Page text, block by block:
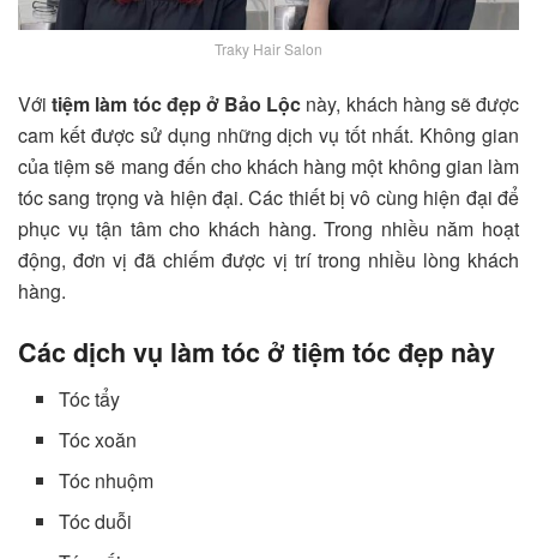
Traky Hair Salon
Vớitiệm làm tóc đẹp ở Bảo Lộc này, khách hàng sẽ được
cam kết được sử dụng những dịch vụ tốt nhất. Không gian
của tiệm sẽ mang đến cho khách hàng một không gian làm
tóc sang trọng và hiện đại. Các thiết bị vô cùng hiện đại để
phục vụ tận tâm cho khách hàng. Trong nhiều năm hoạt
động, đơn vị đã chiếm được vị trí trong nhiều lòng khách
hàng.
Các dịch vụ làm tóc ở tiệm tóc đẹp này
Tóc tẩy
Tóc xoăn
Tóc nhuộm
Tóc duỗi